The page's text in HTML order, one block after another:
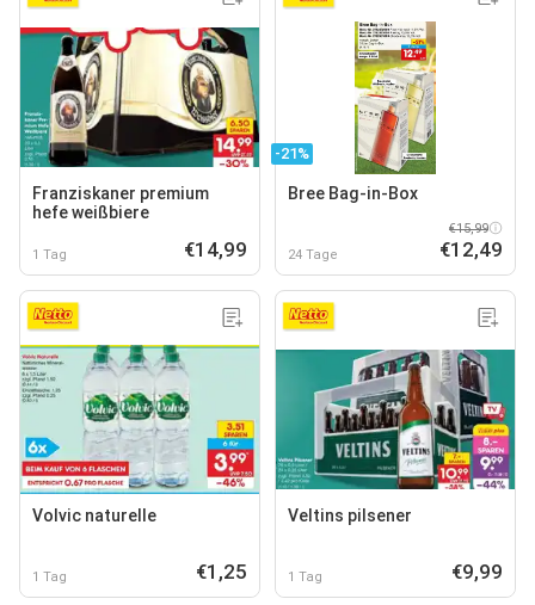
Franziskaner premium
hefe weißbiere
1 Tag €14,99
-21%
Bree Bag-in-Box
24 Tage
€15,99
€12,49
Volvic naturelle
1 Tag €1,25
Veltins pilsener
1 Tag €9,99